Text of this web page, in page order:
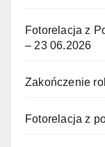
Fotorelacja z
– 23 06.2026
Zakończenie
Fotorelacja z